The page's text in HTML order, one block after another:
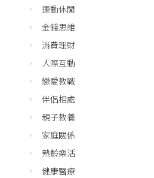
運動休閒
金錢思維
消費理財
人際互動
戀愛教戰
伴侶相處
親子教養
家庭關係
熟齡樂活
健康醫療